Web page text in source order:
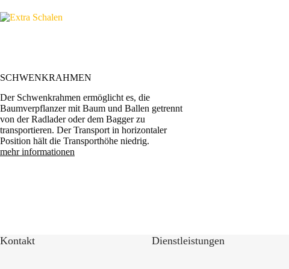
SCHWENKRAHMEN
Der Schwenkrahmen ermöglicht es, die
Baumverpflanzer mit Baum und Ballen getrennt
von der Radlader oder dem Bagger zu
transportieren. Der Transport in horizontaler
Position hält die Transporthöhe niedrig.
mehr informationen
Kontakt Dienstleistungen